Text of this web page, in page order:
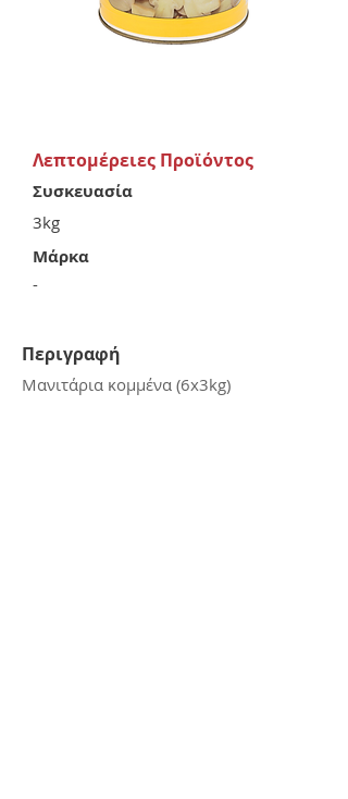
Λεπτομέρειες Προϊόντος
Συσκευασία
3kg
Μάρκα
-
Περιγραφή
Μανιτάρια κομμένα (6x3kg)